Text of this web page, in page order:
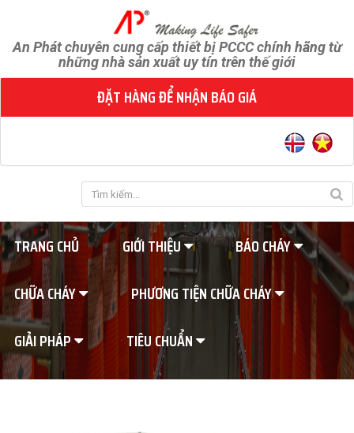
An Phát chuyên cung cấp thiết bị PCCC chính hãng từ
những nhà sản xuất uy tín trên thế giới
ĐẶT HÀNG ĐỂ NHẬN BÁO GIÁ
TRANG CHỦ GIỚI THIỆU
BÁO CHÁY
CHỮA CHÁY
PHƯƠNG TIỆN CHỮA CHÁY
GIẢI PHÁP
TIÊU CHUẨN